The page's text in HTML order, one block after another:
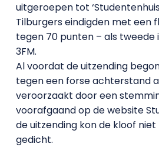
uitgeroepen tot ‘Studentenhuis
Tilburgers eindigden met een
tegen 70 punten – als tweede
3FM.
Al voordat de uitzending begon
tegen een forse achterstand
veroorzaakt door een
voorafgaand op de website
de uitzending kon de kloof
gedicht.